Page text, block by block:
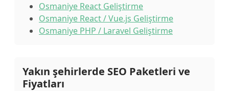
Osmaniye React Geliştirme
Osmaniye React / Vue.js Geliştirme
Osmaniye PHP / Laravel Geliştirme
Yakın şehirlerde SEO Paketleri ve
Fiyatları